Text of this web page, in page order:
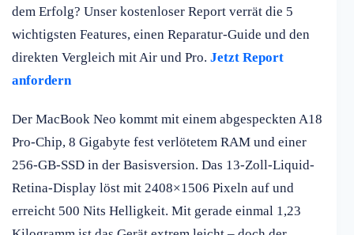
dem Erfolg? Unser kostenloser Report verrät die 5
wichtigsten Features, einen Reparatur-Guide und den
direkten Vergleich mit Air und Pro. Jetzt Report
anfordern
Der MacBook Neo kommt mit einem abgespeckten A18
Pro-Chip, 8 Gigabyte fest verlötetem RAM und einer
256-GB-SSD in der Basisversion. Das 13-Zoll-Liquid-
Retina-Display löst mit 2408×1506 Pixeln auf und
erreicht 500 Nits Helligkeit. Mit gerade einmal 1,23